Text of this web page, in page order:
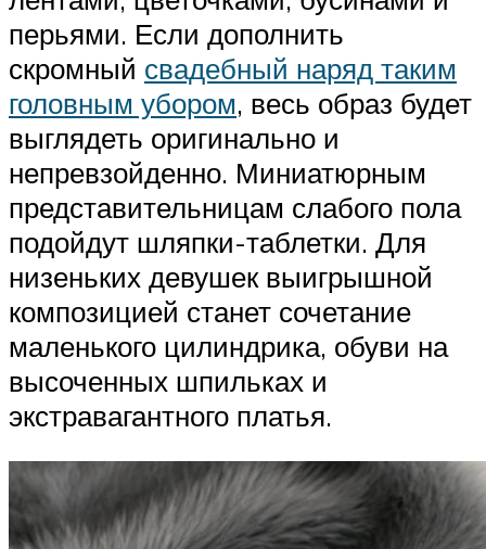
перьями. Если дополнить
скромный свадебный наряд таким
головным убором, весь образ будет
выглядеть оригинально и
непревзойденно. Миниатюрным
представительницам слабого пола
подойдут шляпки-таблетки. Для
низеньких девушек выигрышной
композицией станет сочетание
маленького цилиндрика, обуви на
высоченных шпильках и
экстравагантного платья.